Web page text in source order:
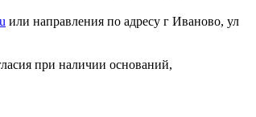
или направления по адресу г Иваново, ул
при наличии оснований,